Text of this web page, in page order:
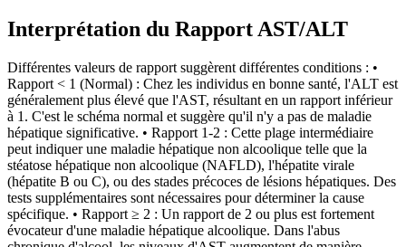
Interprétation du Rapport AST/ALT
Différentes valeurs de rapport suggèrent différentes conditions : •
Rapport < 1 (Normal) : Chez les individus en bonne santé, l'ALT est
généralement plus élevé que l'AST, résultant en un rapport inférieur
à 1. C'est le schéma normal et suggère qu'il n'y a pas de maladie
hépatique significative. • Rapport 1-2 : Cette plage intermédiaire
peut indiquer une maladie hépatique non alcoolique telle que la
stéatose hépatique non alcoolique (NAFLD), l'hépatite virale
(hépatite B ou C), ou des stades précoces de lésions hépatiques. Des
tests supplémentaires sont nécessaires pour déterminer la cause
spécifique. • Rapport ≥ 2 : Un rapport de 2 ou plus est fortement
évocateur d'une maladie hépatique alcoolique. Dans l'abus